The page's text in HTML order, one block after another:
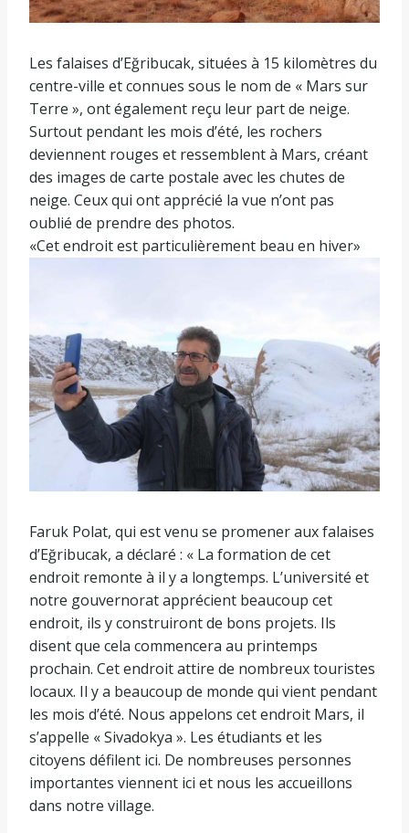
Les falaises d’Eğribucak, situées à 15 kilomètres du
centre-ville et connues sous le nom de « Mars sur
Terre », ont également reçu leur part de neige.
Surtout pendant les mois d’été, les rochers
deviennent rouges et ressemblent à Mars, créant
des images de carte postale avec les chutes de
neige. Ceux qui ont apprécié la vue n’ont pas
oublié de prendre des photos.
«Cet endroit est particulièrement beau en hiver»
Faruk Polat, qui est venu se promener aux falaises
d’Eğribucak, a déclaré : « La formation de cet
endroit remonte à il y a longtemps. L’université et
notre gouvernorat apprécient beaucoup cet
endroit, ils y construiront de bons projets. Ils
disent que cela commencera au printemps
prochain. Cet endroit attire de nombreux touristes
locaux. Il y a beaucoup de monde qui vient pendant
les mois d’été. Nous appelons cet endroit Mars, il
s’appelle « Sivadokya ». Les étudiants et les
citoyens défilent ici. De nombreuses personnes
importantes viennent ici et nous les accueillons
dans notre village.